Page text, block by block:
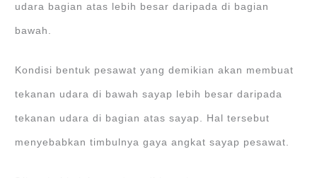
udara bagian atas lebih besar daripada di bagian
bawah.
Kondisi bentuk pesawat yang demikian akan membuat
tekanan udara di bawah sayap lebih besar daripada
tekanan udara di bagian atas sayap. Hal tersebut
menyebabkan timbulnya gaya angkat sayap pesawat.